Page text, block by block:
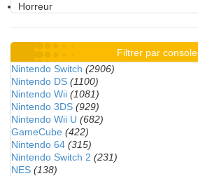
Horreur
Filtrer par console
Nintendo Switch (2906)
Nintendo DS (1100)
Nintendo Wii (1081)
Nintendo 3DS (929)
Nintendo Wii U (682)
GameCube (422)
Nintendo 64 (315)
Nintendo Switch 2 (231)
NES (138)